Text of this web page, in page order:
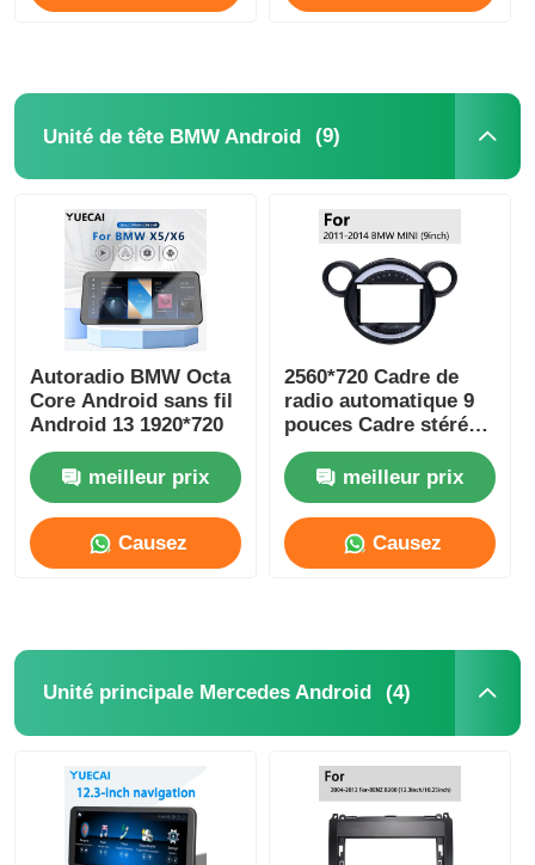
Unité de tête BMW Android (9)
Autoradio BMW Octa
Core Android sans fil
Android 13 1920*720
meilleur prix
Causez
2560*720 Cadre de
radio automatique 9
pouces Cadre stéréo
de voiture Placement
du tableau de bord
meilleur prix
Causez
Unité principale Mercedes Android (4)